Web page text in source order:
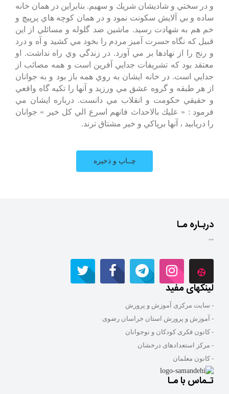
و در سختي و شاديشان شريك و سهيم. بنابراين در همان خانه
ساده و بي آلايش سكونت نمود و در همان كوچه هاي پرپيچ و
خم هم به شهادت رسيد. ماشين ضد گلوله و مسائلي از اين
قبيل كه نگاه حسرت آميز مردم را بخود مي كشيد و آه و درد
و رنج را از نهادها بر مي آورد. در زندگي وي راه نداشت. او
معتقد بود كه تشريفات جدايي آفرين است و همه مصائب از
جدايي است. در خانه ايشان به روي همه باز بود و به جوانان
از هر طبقه و گروه عشق مي ورزيد و آنها را تكيه گاه واقعي
و حقيقي حكومت و انقلاب مي دانست. درباره ايشان مي
فرمود : « عليك بالاحداث فانهم اسرع الي كل خير » جوانان
را دريابيد ، آنها برپاكي و خير مشتاق ترند.
دربـاره مـا
""
لینکهای مفید
- سایت مرکزی آموزش و پرورش
- آموزش و پرورش استان خراسان رضوی
- کانون فکری کودکان و نوجوانان
- مرکز استعدادهای درخشان
- کانون معلمان
تـماس با مـا